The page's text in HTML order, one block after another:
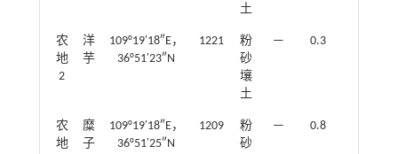
土
农
地
2
洋
芋
109°19′18″E，
36°51′23″N
1221
粉
砂
壤
土
— 0.3
农
地
糜
子
109°19′18″E，
36°51′25″N
1209
粉
砂
— 0.8